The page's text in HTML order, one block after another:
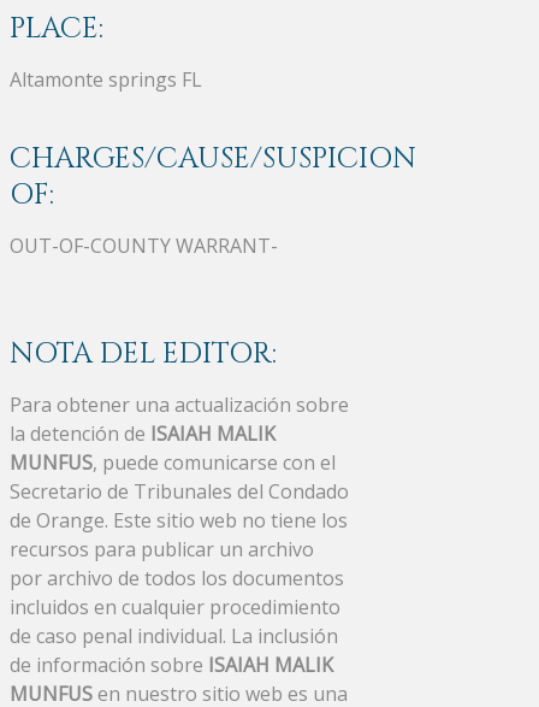
PLACE:
Altamonte springs FL
CHARGES/CAUSE/SUSPICION
OF:
OUT-OF-COUNTY WARRANT-
NOTA DEL EDITOR:
Para obtener una actualización sobre
la detención de ISAIAH MALIK
MUNFUS, puede comunicarse con el
Secretario de Tribunales del Condado
de Orange. Este sitio web no tiene los
recursos para publicar un archivo
por archivo de todos los documentos
incluidos en cualquier procedimiento
de caso penal individual. La inclusión
de información sobre ISAIAH MALIK
MUNFUSen nuestro sitio web es una